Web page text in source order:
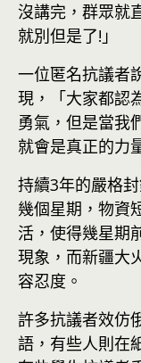
沒講完，群眾就
就別但是了!」
一位匿名抗議者
現，「大家都認
勇氣，但是當我
就會是真正的力
持續3年的嚴格
幾個星期，物資
活，使得幾星期
現象，而新疆大
容忍度。
許多抗議者效仿
語，有些人則在